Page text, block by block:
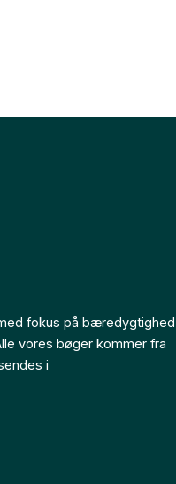
fokus på bæredygtighed
vores bøger kommer fra
i